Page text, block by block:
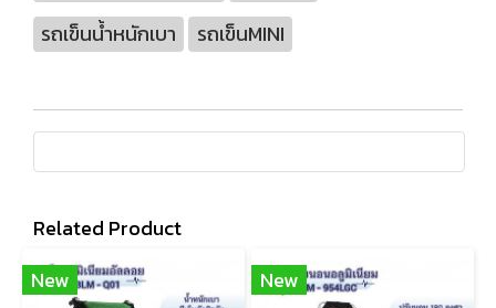
รถเข็นน้ำหนักเบา
รถเข็นMINI
Related Product
New
New